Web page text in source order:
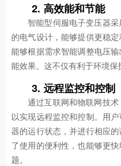
2. 高效能和节能
智能型伺服电子变压器
的电气设计，能够提供更稳
能够根据需求智能调整电压
能效果。这不仅有利于环境保
3. 远程监控和控制
通过互联网和物联网技
以实现远程监控和控制。用
器的运行状态，并进行相应
了使用的便利性，也能够更
题。